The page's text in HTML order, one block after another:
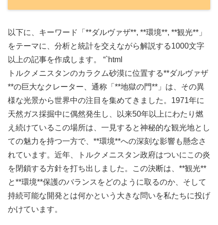
以下に、キーワード「**ダルヴァザ**, **環境**, **観光**」
をテーマに、分析と統計を交えながら解説する1000文字
以上の記事を作成します。 “`html
トルクメニスタンのカラクム砂漠に位置する**ダルヴァザ
**の巨大なクレーター、通称「**地獄の門**」は、その異
様な光景から世界中の注目を集めてきました。1971年に
天然ガス採掘中に偶然発生し、以来50年以上にわたり燃
え続けているこの場所は、一見すると神秘的な観光地とし
ての魅力を持つ一方で、**環境**への深刻な影響も懸念さ
れています。近年、トルクメニスタン政府はついにこの炎
を閉鎖する方針を打ち出しました。この決断は、**観光**
と**環境**保護のバランスをどのように取るのか、そして
持続可能な開発とは何かという大きな問いを私たちに投げ
かけています。